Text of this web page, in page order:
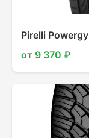
Pirelli Powergy
от 9 370 ₽